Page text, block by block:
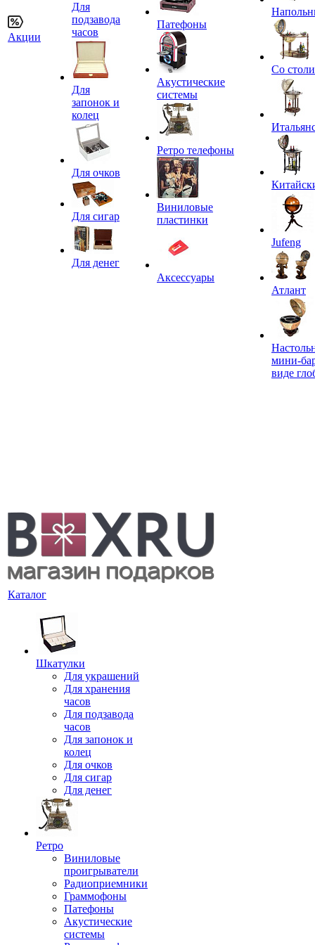
Акции
Для
подзавода
часов
Для
запонок и
колец
Для очков
Для сигар
Для денег
Патефоны
Акустические
системы
Ретро телефоны
Виниловые
пластинки
Аксессуары
Со
Jufeng
Атлант
мини-
виде
Каталог
Шкатулки
Для украшений
Для хранения
часов
Для подзавода
часов
Для запонок и
колец
Для очков
Для сигар
Для денег
Ретро
Виниловые
проигрыватели
Радиоприемники
Граммофоны
Патефоны
Акустические
системы